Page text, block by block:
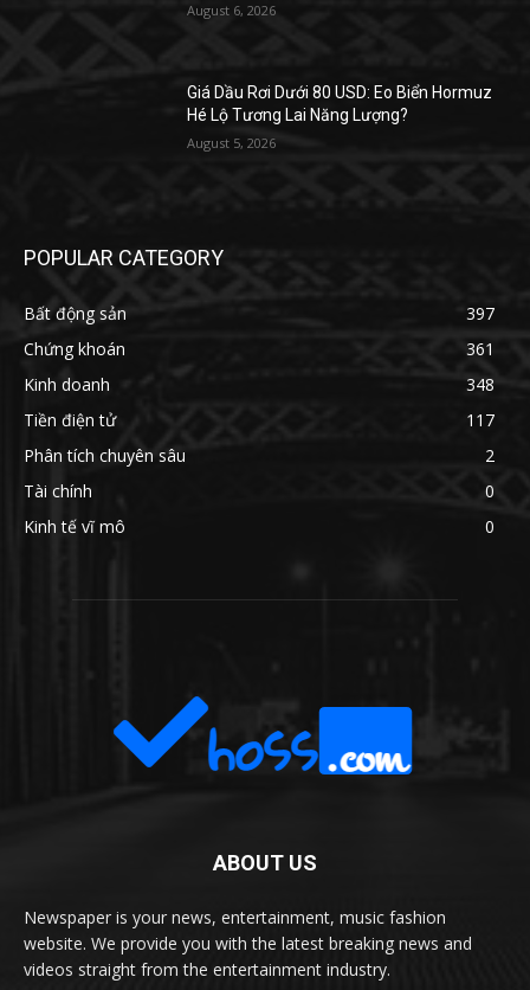
August 6, 2026
Giá Dầu Rơi Dưới 80 USD: Eo Biển Hormuz
Hé Lộ Tương Lai Năng Lượng?
August 5, 2026
POPULAR CATEGORY
Bất động sản
397
Chứng khoán
361
Kinh doanh
348
Tiền điện tử
117
Phân tích chuyên sâu
2
Tài chính
0
Kinh tế vĩ mô
0
ABOUT US
Newspaper is your news, entertainment, music fashion
website. We provide you with the latest breaking news and
videos straight from the entertainment industry.